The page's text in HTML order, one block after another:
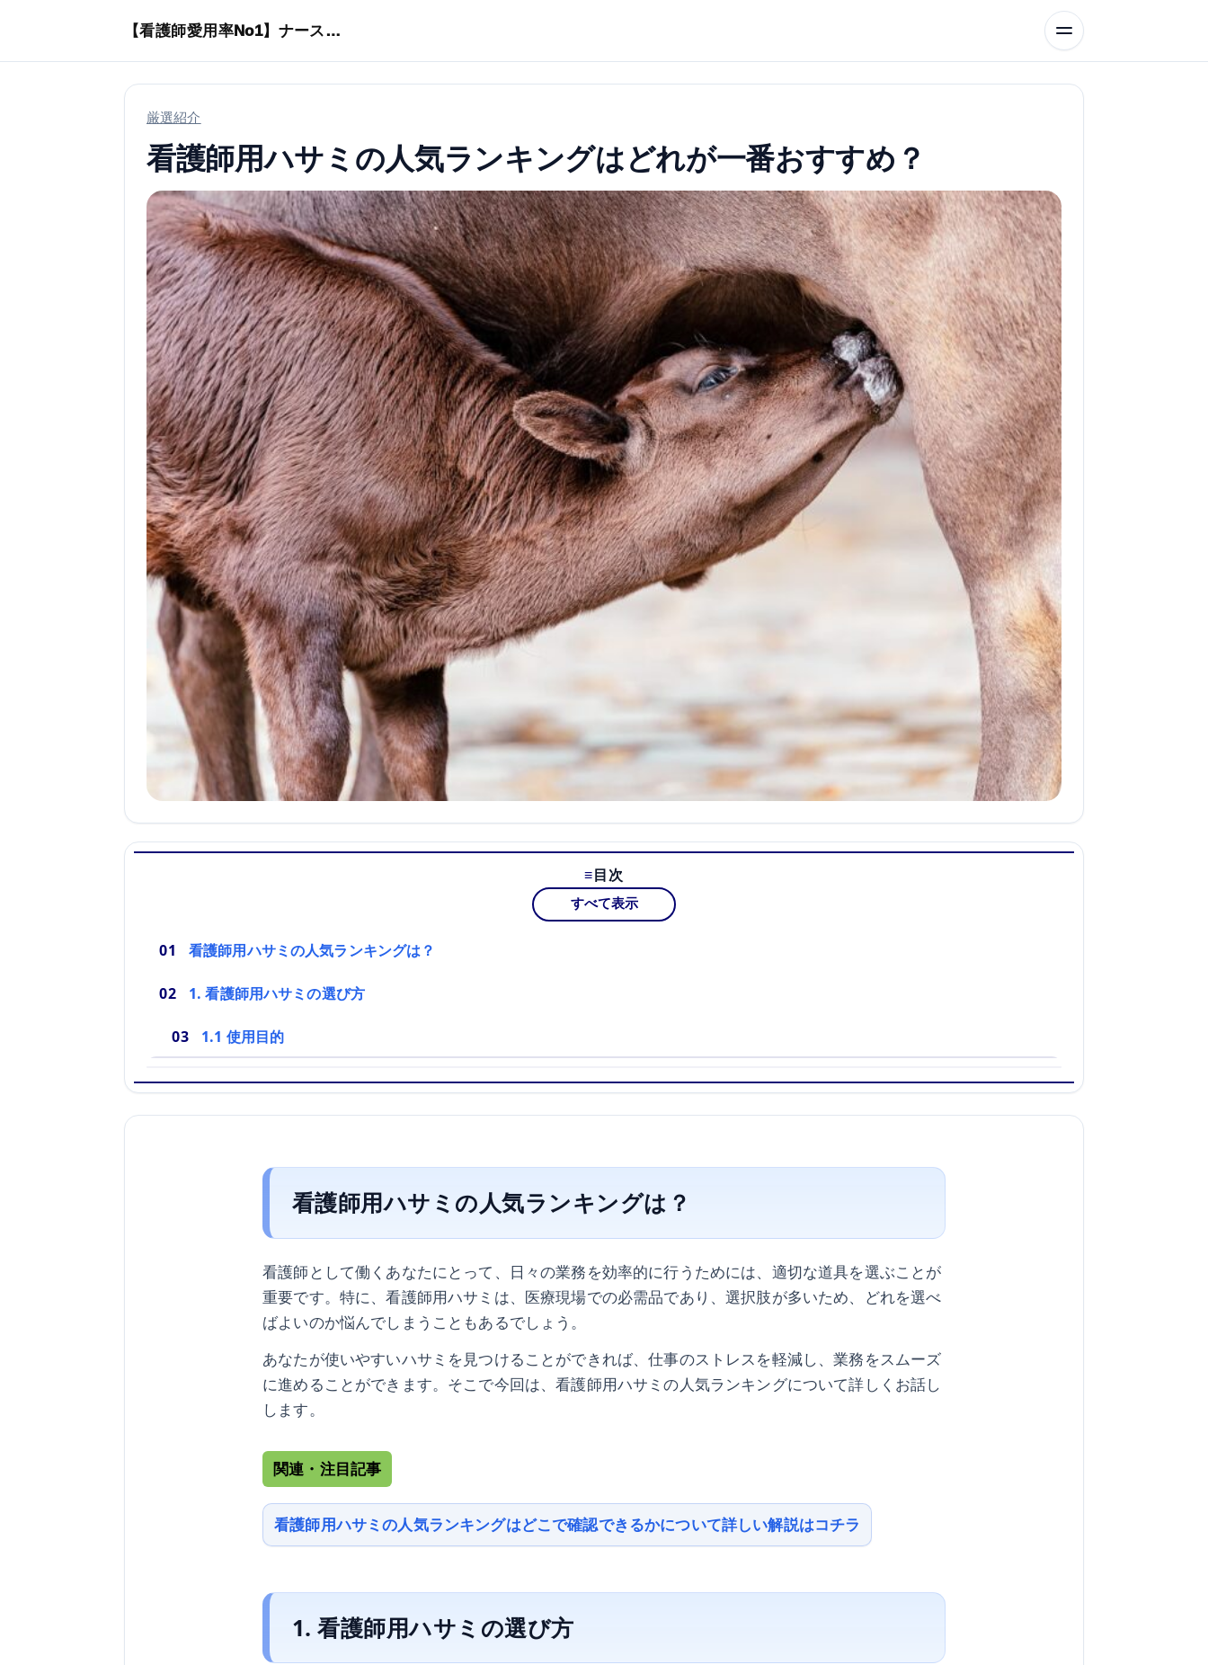
【看護師愛用率No1】ナースリーで人気の商品はコレ
厳選紹介
看護師用ハサミの人気ランキングはどれが一番おすすめ？
目次
すべて表示
看護師用ハサミの人気ランキングは？
1. 看護師用ハサミの選び方
1.1 使用目的
看護師用ハサミの人気ランキングは？
看護師として働くあなたにとって、日々の業務を効率的に行うためには、適切な道具を選ぶことが
重要です。特に、看護師用ハサミは、医療現場での必需品であり、選択肢が多いため、どれを選べ
ばよいのか悩んでしまうこともあるでしょう。
あなたが使いやすいハサミを見つけることができれば、仕事のストレスを軽減し、業務をスムーズ
に進めることができます。そこで今回は、看護師用ハサミの人気ランキングについて詳しくお話し
します。
関連・注目記事
看護師用ハサミの人気ランキングはどこで確認できるかについて詳しい解説はコチラ
1. 看護師用ハサミの選び方